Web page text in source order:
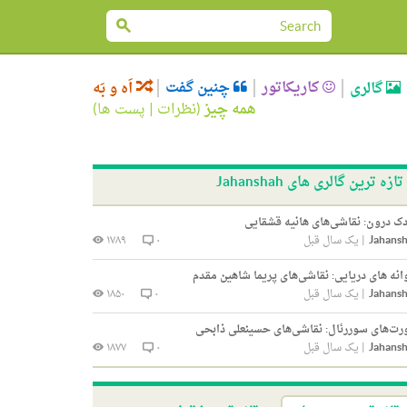
گالری کاریکاتور چنین گفت اَه و بَه
همه چیز(نظرات | پست ها)
تازه ترین گالری های Jahanshah
درون: نقاشی‌های هانیه قشقایی
| یک سال قبل ۰
۱۷۸۹
های دریایی: نقاشی‌های پریما شاهین مقدم
| یک سال قبل ۰
۱۸۵۰
سوررئال: نقاشی‌های حسینعلی ذابحی
| یک سال قبل ۰ ۱۸۷۷